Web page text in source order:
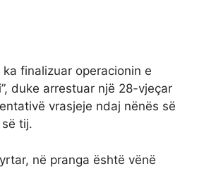
finalizuar operacionin e
duke arrestuar një 28-vjeçar
vrasjeje ndaj nënës së
tij.
në pranga është vënë